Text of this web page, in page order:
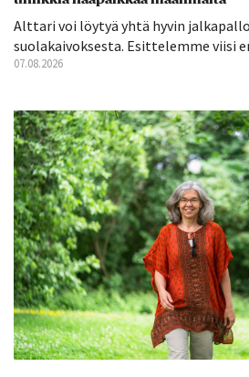
Alttari voi löytyä yhtä hyvin
suolakaivoksesta. Esittelemme viisi
07.08.2026